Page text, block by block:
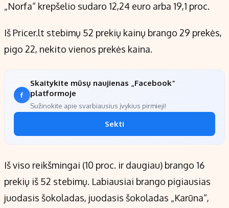
„Norfa“ krepšelio sudaro 12,24 euro arba 19,1 proc.
Iš Pricer.lt stebimų 52 prekių kainų brango 29 prekės,
pigo 22, nekito vienos prekės kaina.
Skaitykite mūsų naujienas „Facebook“
platformoje
Sužinokite apie svarbiausius įvykius pirmieji!
Sekti
Iš viso reikšmingai (10 proc. ir daugiau) brango 16
prekių iš 52 stebimų. Labiausiai brango pigiausias
juodasis šokoladas, juodasis šokoladas „Karūna“,